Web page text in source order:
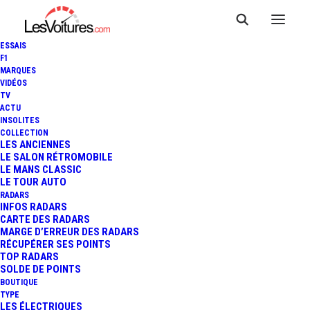
ESSAIS
F1
MARQUES
VIDÉOS
TV
ACTU
INSOLITES
COLLECTION
LES ANCIENNES
LE SALON RÉTROMOBILE
LE MANS CLASSIC
LE TOUR AUTO
RADARS
INFOS RADARS
CARTE DES RADARS
MARGE D’ERREUR DES RADARS
RÉCUPÉRER SES POINTS
TOP RADARS
SOLDE DE POINTS
BOUTIQUE
TYPE
LES ÉLECTRIQUES
27 janvier 2021
MINI HATCH ET MINI